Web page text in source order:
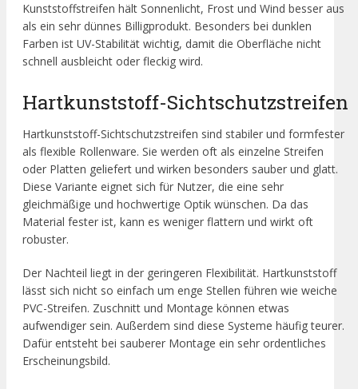
Kunststoffstreifen hält Sonnenlicht, Frost und Wind besser aus
als ein sehr dünnes Billigprodukt. Besonders bei dunklen
Farben ist UV-Stabilität wichtig, damit die Oberfläche nicht
schnell ausbleicht oder fleckig wird.
Hartkunststoff-Sichtschutzstreifen
Hartkunststoff-Sichtschutzstreifen sind stabiler und formfester
als flexible Rollenware. Sie werden oft als einzelne Streifen
oder Platten geliefert und wirken besonders sauber und glatt.
Diese Variante eignet sich für Nutzer, die eine sehr
gleichmäßige und hochwertige Optik wünschen. Da das
Material fester ist, kann es weniger flattern und wirkt oft
robuster.
Der Nachteil liegt in der geringeren Flexibilität. Hartkunststoff
lässt sich nicht so einfach um enge Stellen führen wie weiche
PVC-Streifen. Zuschnitt und Montage können etwas
aufwendiger sein. Außerdem sind diese Systeme häufig teurer.
Dafür entsteht bei sauberer Montage ein sehr ordentliches
Erscheinungsbild.